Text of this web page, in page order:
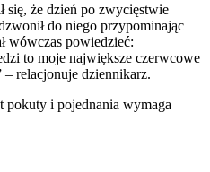
się, że dzień po zwycięstwie
do niego przypominając
wówczas powiedzieć:
to moje największe czerwcowe
relacjonuje dziennikarz.
pokuty i pojednania wymaga